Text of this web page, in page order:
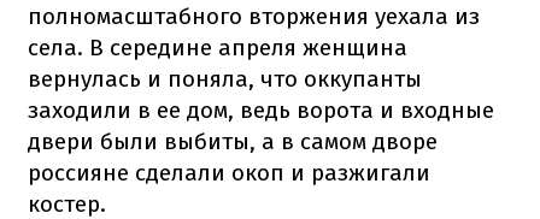
полномасштабного вторжения уехала из
села. В середине апреля женщина
вернулась и поняла, что оккупанты
заходили в ее дом, ведь ворота и входные
двери были выбиты, а в самом дворе
россияне сделали окоп и разжигали
костер.